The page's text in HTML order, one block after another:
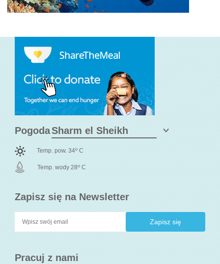
Zapisz się na Newsletter
Pracuj z nami
Pogoda
Temp. pow. 34o C
Temp. wody 28o C